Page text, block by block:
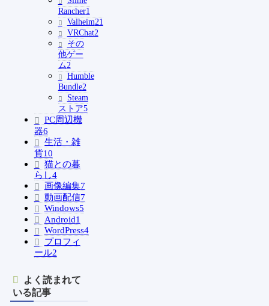
Rancher1
Valheim21
VRChat2
その
他ゲー
ム2
Humble
Bundle2
Steam
ストア5
PC周辺機
器6
生活・雑
貨10
猫との暮
らし4
画像編集7
動画配信7
Windows5
Android1
WordPress4
プロフィ
ール2
よく読まれて
いる記事